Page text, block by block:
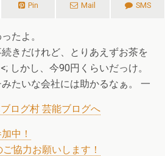
Pin Mail SMS
たよ。
きだけれど、とりあえずお茶を
しかし、今90円くらいだっけ。
たいな会社には助かるなぁ。 一
中！
協力お願いします！